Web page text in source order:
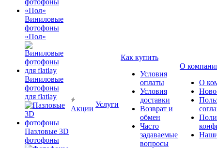
Виниловые
фотофоны
«Пол»
Виниловые
фотофоны
для flatlay
Пазловые 3D
фотофоны
Акции
Услуги
Как купить
Условия
оплаты
Условия
доставки
Возврат и
обмен
Часто
задаваемые
вопросы
О
О